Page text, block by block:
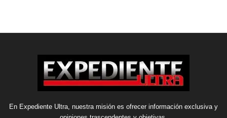
En Expediente Ultra, nuestra misión es ofrecer información exclusiva y